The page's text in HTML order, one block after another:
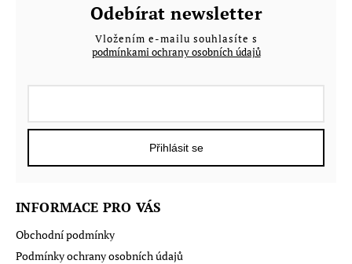
Odebírat newsletter
Vložením e-mailu souhlasíte s
podmínkami ochrany osobních údajů
Přihlásit se
INFORMACE PRO VÁS
Obchodní podmínky
Podmínky ochrany osobních údajů